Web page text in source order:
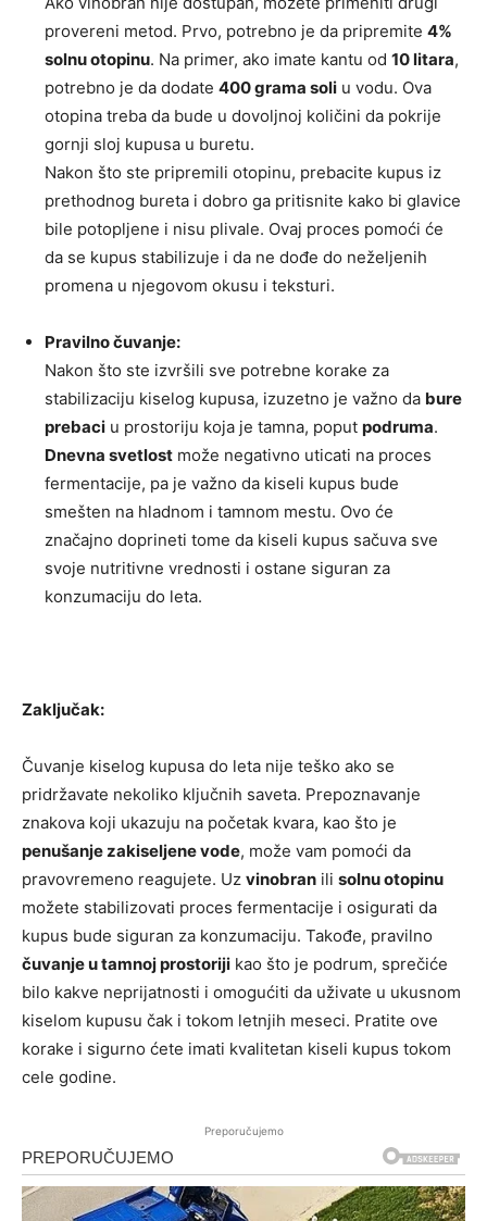
provereni metod. Prvo, potrebno je da pripremite 4%
solnu otopinu. Na primer, ako imate kantu od 10 litara,
potrebno je da dodate 400 grama soli u vodu. Ova
otopina treba da bude u dovoljnoj količini da pokrije
gornji sloj kupusa u buretu.
Nakon što ste pripremili otopinu, prebacite kupus iz
prethodnog bureta i dobro ga pritisnite kako bi glavice
bile potopljene i nisu plivale. Ovaj proces pomoći će
da se kupus stabilizuje i da ne dođe do neželjenih
promena u njegovom okusu i teksturi.
Pravilno čuvanje:
Nakon što ste izvršili sve potrebne korake za
stabilizaciju kiselog kupusa, izuzetno je važno da bure
prebaci u prostoriju koja je tamna, poput podruma.
Dnevna svetlost može negativno uticati na proces
fermentacije, pa je važno da kiseli kupus bude
smešten na hladnom i tamnom mestu. Ovo će
značajno doprineti tome da kiseli kupus sačuva sve
svoje nutritivne vrednosti i ostane siguran za
konzumaciju do leta.
Zaključak:
Čuvanje kiselog kupusa do leta nije teško ako se
pridržavate nekoliko ključnih saveta. Prepoznavanje
znakova koji ukazuju na početak kvara, kao što je
penušanje zakiseljene vode, može vam pomoći da
pravovremeno reagujete. Uz vinobran ili solnu otopinu
možete stabilizovati proces fermentacije i osigurati da
kupus bude siguran za konzumaciju. Takođe, pravilno
čuvanje u tamnoj prostoriji kao što je podrum, sprečiće
bilo kakve neprijatnosti i omogućiti da uživate u ukusnom
kiselom kupusu čak i tokom letnjih meseci. Pratite ove
korake i sigurno ćete imati kvalitetan kiseli kupus tokom
cele godine.
Preporučujemo